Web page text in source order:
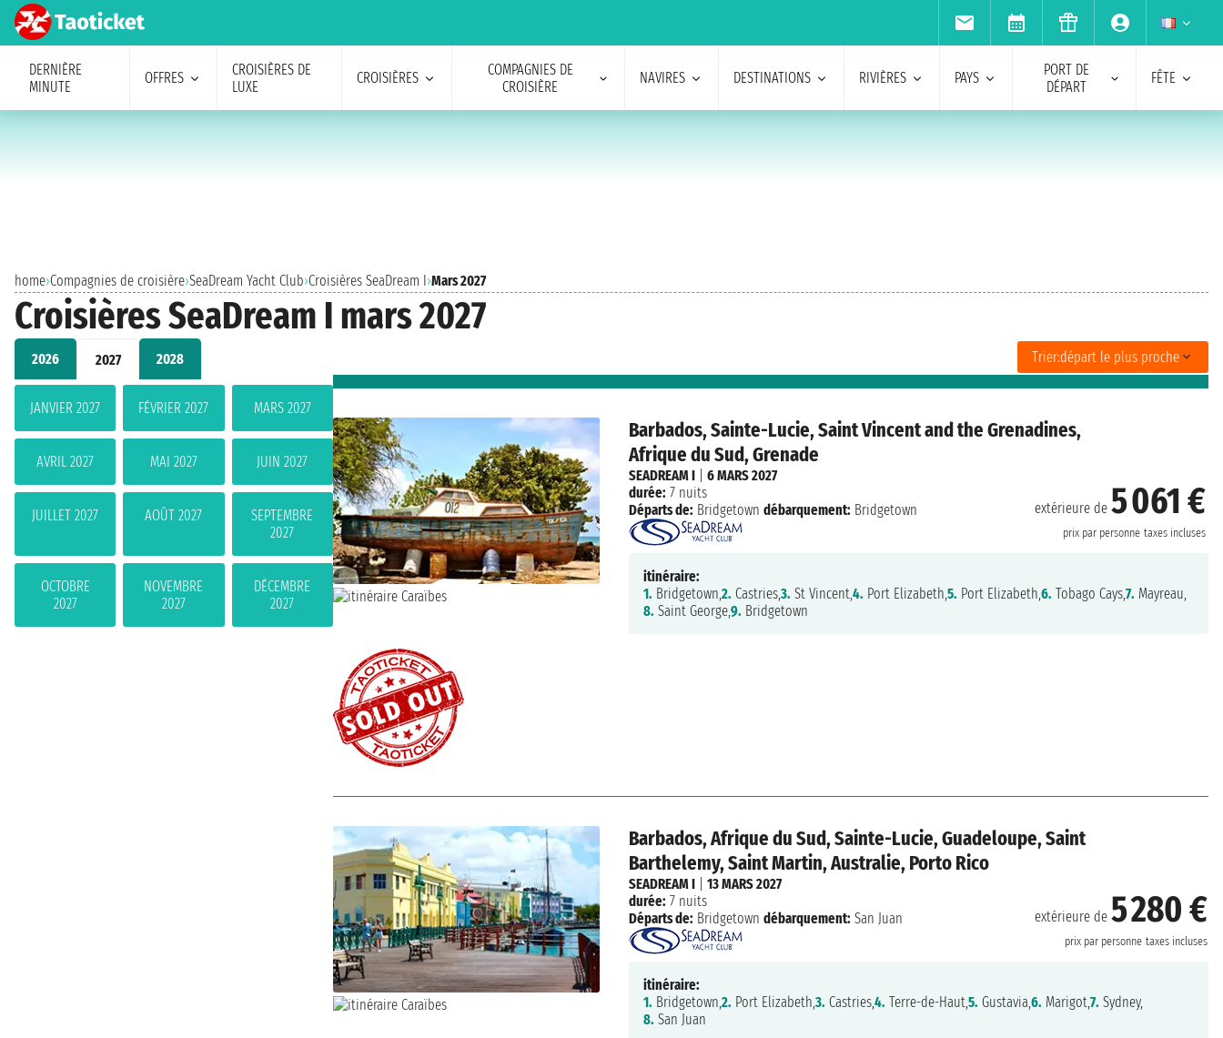
DERNIÈRE
MINUTE
OFFRES
CROISIÈRES DE
LUXE
CROISIÈRES
COMPAGNIES DE
CROISIÈRE
NAVIRES DESTINATIONS RIVIÈRES PAYS
PORT DE
DÉPART
FÊTE
home›Compagnies de croisière›SeaDream Yacht Club›Croisières SeaDream I›Mars 2027
Croisières SeaDream I mars 2027
2026 2027 2028
JANVIER 2027 FÉVRIER 2027 MARS 2027
AVRIL 2027 MAI 2027 JUIN 2027
JUILLET 2027 AOÛT 2027
SEPTEMBRE
2027
OCTOBRE
2027
NOVEMBRE
2027
DÉCEMBRE
2027
Trier:départ le plus proche
Barbados, Sainte-Lucie, Saint Vincent and the Grenadines,
Afrique du Sud, Grenade
extérieure de 5 061 €
prix par personne taxes incluses
SEADREAM I| 6 MARS 2027
durée: 7 nuits
Départs de: Bridgetown débarquement: Bridgetown
itinéraire:
1. Bridgetown,2. Castries,3. St Vincent,4. Port Elizabeth,5. Port Elizabeth,6. Tobago Cays,7. Mayreau,
8. Saint George,9. Bridgetown
Barbados, Afrique du Sud, Sainte-Lucie, Guadeloupe, Saint
Barthelemy, Saint Martin, Australie, Porto Rico
extérieure de 5 280 €
prix par personne taxes incluses
SEADREAM I| 13 MARS 2027
durée: 7 nuits
Départs de: Bridgetown débarquement: San Juan
itinéraire:
1. Bridgetown,2. Port Elizabeth,3. Castries,4. Terre-de-Haut,5. Gustavia,6. Marigot,7. Sydney,
8. San Juan